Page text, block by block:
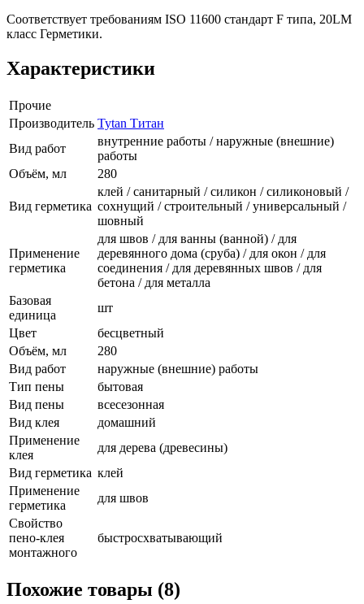
Соответствует требованиям ISO 11600 стандарт F типа, 20LM
класс Герметики.
Характеристики
Прочие
Производитель Tytan Титан
Вид работ
внутренние работы / наружные (внешние)
работы
Объём, мл
280
Вид герметика
клей / санитарный / силикон / силиконовый /
сохнущий / строительный / универсальный /
шовный
Применение
герметика
для швов / для ванны (ванной) / для
деревянного дома (сруба) / для окон / для
соединения / для деревянных швов / для
бетона / для металла
Базовая
единица
шт
Цвет
бесцветный
Объём, мл
280
Вид работ
наружные (внешние) работы
Тип пены
бытовая
Вид пены
всесезонная
Вид клея
домашний
Применение
клея
для дерева (древесины)
Вид герметика клей
Применение
герметика
для швов
Свойство
пено-клея
монтажного
быстросхватывающий
Похожие товары (8)